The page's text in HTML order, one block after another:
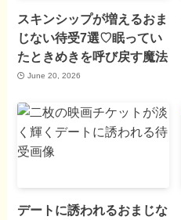
スキンシップが増えるおま
じない待受7選♡眠ってい
たときめきを呼び戻す魔法
June 20, 2026
デートに誘われるおまじな